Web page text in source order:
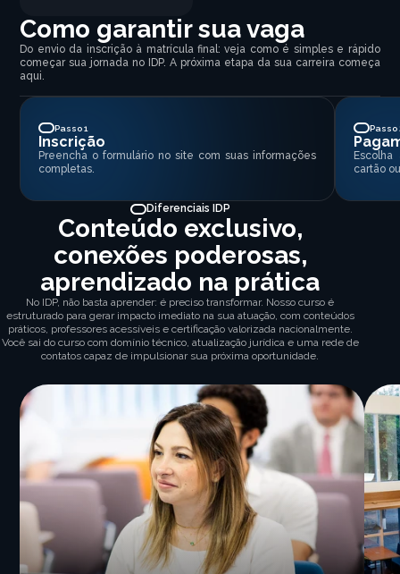
Como garantir sua vaga
Do envio da inscrição à matrícula final: veja como é simples e rápido
começar sua jornada no IDP. A próxima etapa da sua carreira começa
aqui.
Passo 1
Inscrição
Preencha o formulário no site com suas informações
completas.
Passo
cartão
Diferenciais IDP
Conteúdo exclusivo,
conexões poderosas,
aprendizado na prática
No IDP, não basta aprender: é preciso transformar. Nosso curso é
estruturado para gerar impacto imediato na sua atuação, com conteúdos
práticos, professores acessíveis e certificação valorizada nacionalmente.
Você sai do curso com domínio técnico, atualização jurídica e uma rede de
contatos capaz de impulsionar sua próxima oportunidade.